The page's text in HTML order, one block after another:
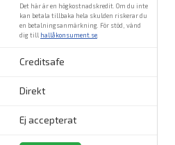
Det här är en högkostnadskredit. Om du inte
kan betala tillbaka hela skulden riskerar du
en betalningsanmärkning. För stöd, vänd
dig till hallåkonsument.se
Creditsafe
Direkt
Ej accepterat